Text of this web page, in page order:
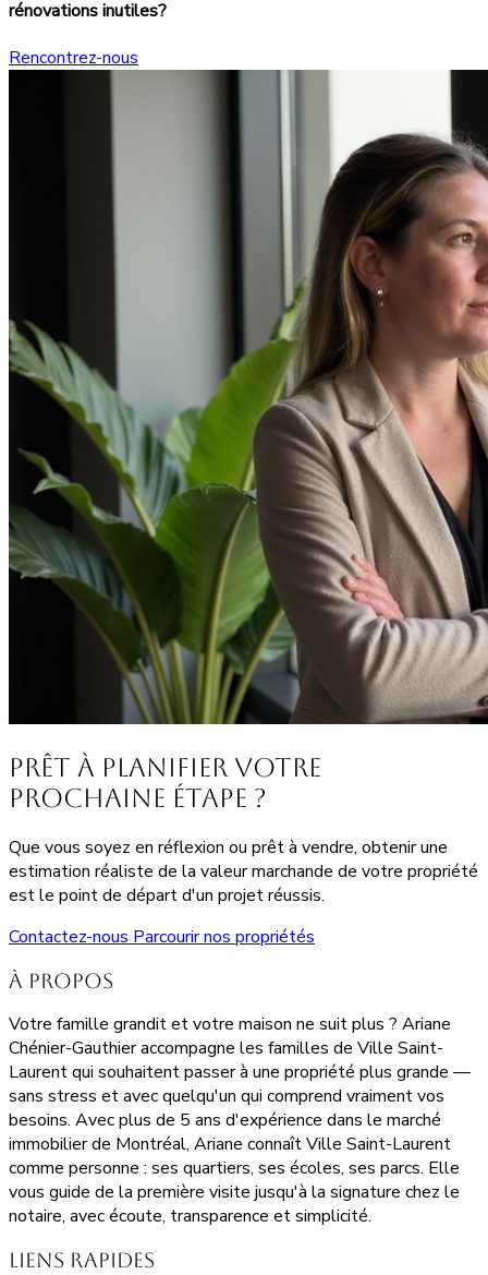
rénovations inutiles?
Rencontrez-nous
Prêt à planifier votre
prochaine étape ?
Que vous soyez en réflexion ou prêt à vendre, obtenir une
estimation réaliste de la valeur marchande de votre propriété
est le point de départ d'un projet réussis.
Contactez-nous Parcourir nos propriétés
À propos
Votre famille grandit et votre maison ne suit plus ? Ariane
Chénier-Gauthier accompagne les familles de Ville Saint-
Laurent qui souhaitent passer à une propriété plus grande —
sans stress et avec quelqu'un qui comprend vraiment vos
besoins. Avec plus de 5 ans d'expérience dans le marché
immobilier de Montréal, Ariane connaît Ville Saint-Laurent
comme personne : ses quartiers, ses écoles, ses parcs. Elle
vous guide de la première visite jusqu'à la signature chez le
notaire, avec écoute, transparence et simplicité.
Liens rapides